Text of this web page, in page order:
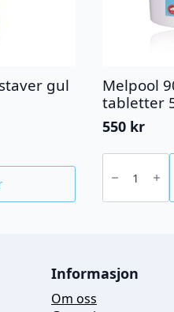
gul
Melpool
tabletter
550 kr
Melpool
20
tabletter
Informasjon
Om oss